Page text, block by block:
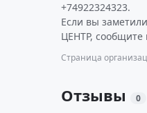
+74922324323.
Если вы
ЦЕНТР,
Страница
Отзывы 0